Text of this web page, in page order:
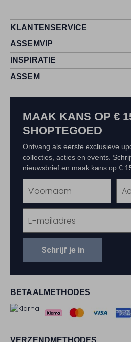
KLANTENSERVICE
ASSEMVIP
INSPIRATIE
ASSEM
BETAALMETHODES
MAAK KANS OP €
SHOPTEGOED
Ontvang als eerste exclusieve
collecties, acties en events.
nieuwsbrief en maak kans op €
Schrijf je in